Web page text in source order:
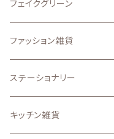
アイロンプリントシート
その他のオリジナル雑貨
うちの子グッズ
写真で作るうちの子グッズ
置物・オーナメント
.etcガーデン雑貨
壁面、ハンギング雑貨
マット、マルチカバー
置物・オブジェ
インテリア雑貨小物
フェイクグリーン
ドライフラワー
ファッション雑貨
ステーショナリー
スタンプ
キッチン雑貨